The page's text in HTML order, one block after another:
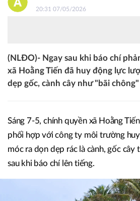
20:31 07/05/2026
(NLĐO)- Ngay sau khi báo chí
xã Hoằng Tiến đã huy động lực
dẹp gốc, cành cây như "bãi
Sáng 7-5, chính quyền xã Hoằng
phối hợp với công ty môi trường
móc ra dọn dẹp rác là cành, gốc cây
sau khi báo chí lên tiếng.